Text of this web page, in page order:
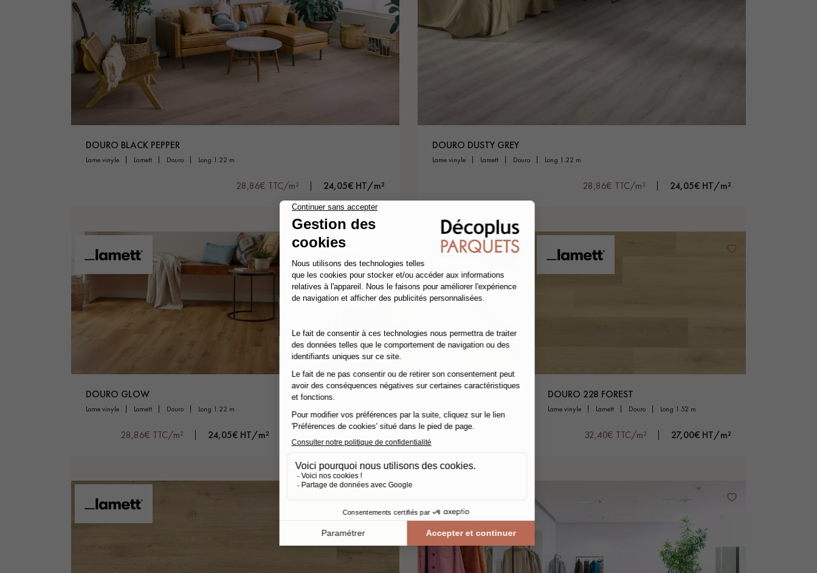
DOURO BLACK PEPPER
lame vinyle lamett douro long 1.22 m
28,86€ TTC/m² 24,05€ HT/m²
DOURO DUSTY GREY
lame vinyle lamett douro long 1.22 m
28,86€ TTC/m² 24,05€ HT/m²
DOURO GLOW
lame vinyle lamett douro long 1.22 m
28,86€ TTC/m² 24,05€ HT/m²
DOURO HONEY
24,05€ HT/m²
DOURO 228 FOREST
lame vinyle lamett douro long 1.52 m
32,40€ TTC/m² 27,00€ HT/m²